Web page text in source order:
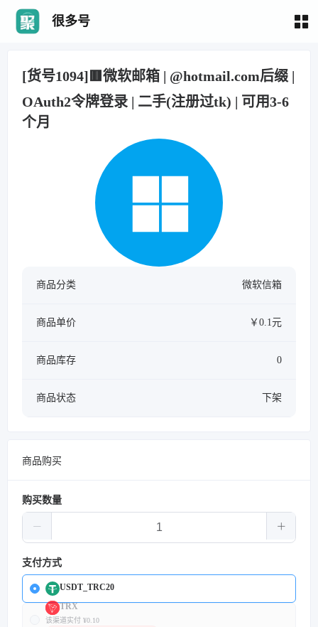
很多号
[货号1094]🟥微软邮箱 | @hotmail.com后缀 |
OAuth2令牌登录 | 二手(注册过tk) | 可用3-6
个月
商品分类 微软信箱
商品单价 ￥0.1元
商品库存 0
商品状态 下架
商品购买
购买数量
支付方式
USDT_TRC20
TRX
该渠道实付 ¥0.10